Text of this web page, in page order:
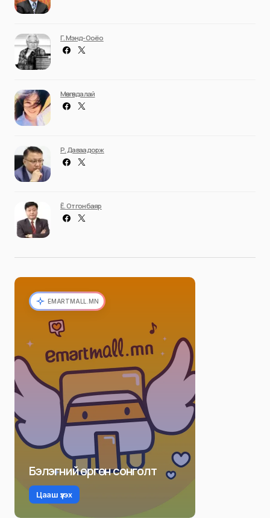
Г. Мэнд-Ооёо
Мөнгөндалай
Р. Даваадорж
Ё. Отгонбаяр
EMARTMALL.MN
Бэлэгний өргөн сонголт
Цааш үзэх